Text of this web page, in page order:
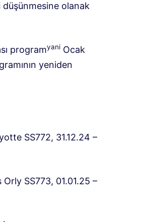
olanak
programyani Ocak
yeniden
SS772, 31.12.24 –
SS773, 01.01.25 –